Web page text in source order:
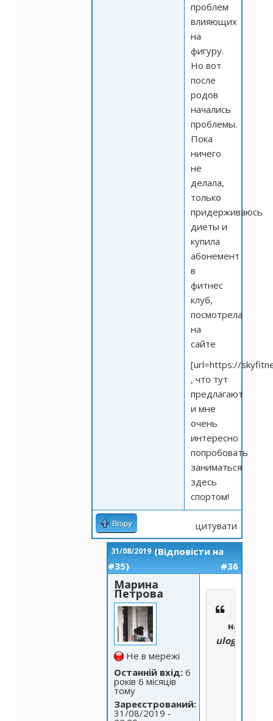
проблем
влияющих
на
фигуру.
Но вот
после
родов
начались
проблемы.
Пока
ничего
не
делала,
только
придерживаюсь
диеты и
купила
абонемент
в
фитнес
клуб,
посмотрела
на
сайте
[url=https://
, что тут
предлагают
и мне
очень
интересно
попробовать
заниматься
здесь
спортом!
Вгору цитувати
31/08/2019 (Відповісти на
#35)
#36
Марина
Петрова
Не в мережі
Останній вхід: 6
років 6 місяців
тому
Зареєстрований:
31/08/2019 -
написано